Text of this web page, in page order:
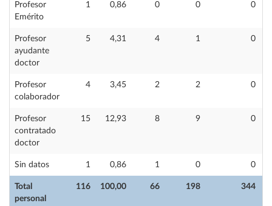
Total
personal
116 100,00 66 198 344
Profesor
Emérito
1 0,86 0 0 0
Profesor
ayudante
doctor
5 4,31 4 1 0
Profesor
colaborador
4 3,45 2 2 0
Profesor
contratado
doctor
15 12,93 8 9 0
Sin datos 1 0,86 1 0 0